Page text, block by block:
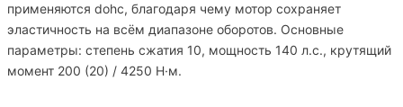
применяются dohc, благодаря чему мотор сохраняет
эластичность на всём диапазоне оборотов. Основные
параметры: степень сжатия 10, мощность 140 л.с., крутящий
момент 200 (20) / 4250 Н·м.